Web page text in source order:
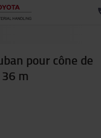
pour cône de
m